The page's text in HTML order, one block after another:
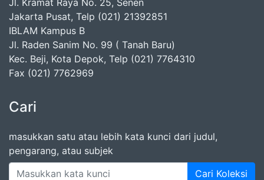
Jl. Kramat Raya No. 25, Senen
Jakarta Pusat, Telp (021) 21392851
IBLAM Kampus B
Jl. Raden Sanim No. 99 ( Tanah Baru)
Kec. Beji, Kota Depok, Telp (021) 7764310
Fax (021) 7762969
Cari
masukkan satu atau lebih kata kunci dari judul,
pengarang, atau subjek
Cari Koleksi